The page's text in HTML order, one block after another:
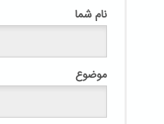
نام شما
موضوع